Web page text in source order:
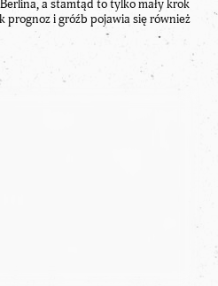
a stamtąd to tylko mały krok
prognoz i gróźb pojawia się również